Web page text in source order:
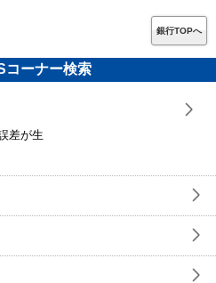
銀行TOPへ
コーナー検索
差が生